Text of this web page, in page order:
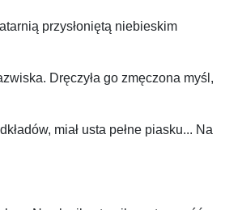
przysłoniętą niebieskim
Dręczyła go zmęczona myśl,
miał usta pełne piasku... Na